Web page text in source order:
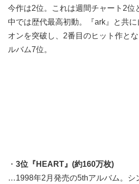
今作は2位。これは週間チャート2位
中では歴代最高初動。『ark』と共に
オンを突破し、2番目のヒット作と
ルバム7位。
・ 3位『HEART』(約160万枚)
…1998年2月発売の5thアルバム。シ